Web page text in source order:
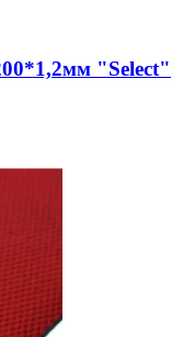
"Select"